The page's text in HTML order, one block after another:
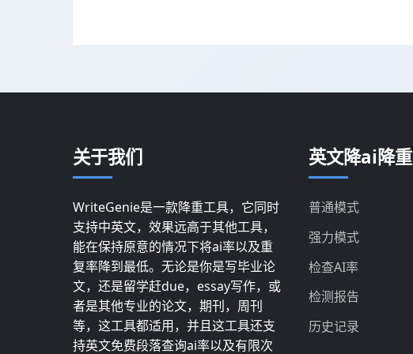
关于我们
WriteGenie是一款降重工具，它同时
支持中英文，效果远高于其他工具，
能在保持原意的情况下将ai率以及重
复率降到最低。无论是你是写毕业论
文，还是留学赶due，essay写作，或
者是其他专业的论文，期刊，周刊
等，这工具都适用，并且这工具还支
持英文免费段落查询ai率以及有限次
英文降ai降重
普通模式
强力模式
检查AI率
检测报告
历史记录